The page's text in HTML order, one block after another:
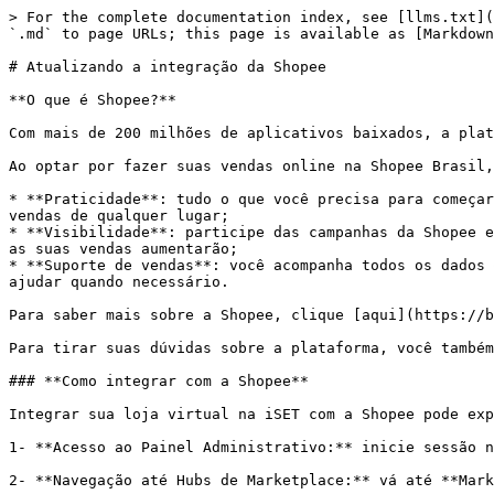
> For the complete documentation index, see [llms.txt](https://ajuda.iset.com.br/inicio/llms.txt). Markdown versions of documentation pages are available by appending `.md` to page URLs; this page is available as [Markdown](https://ajuda.iset.com.br/inicio/minha-loja/marketplaces/atualizando-a-integracao-da-shopee.md).

# Atualizando a integração da Shopee

**O que é Shopee?**

Com mais de 200 milhões de aplicativos baixados, a plataforma de e-commerce número 1 do Sudeste Asiático está finalmente aqui no Brasil.

Ao optar por fazer suas vendas online na Shopee Brasil, você terá diversas vantagens para o seu negócio:

* **Praticidade**: tudo o que você precisa para começar a vender e acompanhar seus resultados é um celular e internet, podendo criar novos anúncios e monitorar suas vendas de qualquer lugar;
* **Visibilidade**: participe das campanhas da Shopee e ganhe muitas visitas na sua loja. As pessoas poderão te encontrar ao navegar por nossas páginas principais e as suas vendas aumentarão;
* **Suporte de vendas**: você acompanha todos os dados de venda e rastreamento de entrega pela Central do Vendedor, além de contar com um Gerente de Contas para te ajudar quando necessário.

Para saber mais sobre a Shopee, clique [aqui](https://bit.ly/3bSez4x).

Para tirar suas dúvidas sobre a plataforma, você também poderá clicar [aqui](https://help.shopee.com.br/portal/4).

### **Como integrar com a Shopee**

Integrar sua loja virtual na iSET com a Shopee pode expandir seu alcance de mercado e aumentar suas vendas. Siga estes passos após concluir seu cadastro na Shopee:

1- **Acesso ao Painel Administrativo:** inicie sessão no painel administrativo da sua loja iSET.

2- **Navegação até Hubs de Marketplace:** vá até **Marketplace** >> **Hubs** para acessar as opções de integração disponíveis.

**Atenção:** este tutorial requer a ativação do modo Especialista em seu painel de controle. Caso você não saiba como ativar o modo Especialista, é só clicar [aqui](https://ajuda.iset.com.br/inicio/minha-loja/outros/alternar-entre-os-modos-foco-e-especialista) e acessar nosso tutorial.

<figure><img src="/files/nMuAkNS5FwSMyTRcj2iZ" alt=""><figcaption></figcaption></figure>

3- Em seguida, clique na opção **Novo Hub**.

<figure><img src="/files/0G4nwoECQjMXtTt5uzdE" alt=""><figcaption></figcaption></figure>

4- Em **Tipo de Integrador**, selecione a **Shopee**, para poder prosseguir com a integração da mesma.

<figure><img src="/files/9ifDelMuXWu1lXxNovdX" alt=""><figcaption></figcaption></figure>

5- Escolha o **Nome**, esse nome é apenas para identificação interna, não influenciando em nada em sua integração.

<figure><img src="/files/MYdJywtXXkD0WaI12CU9" alt=""><figcaption></figcaption></figure>

6- Em seguida, em **Autenticação via APP**, clique em **AUTORIZAR O APLICATIVO NO SHOPEE.** Você será direcionado para a plataforma da Shopee, onde deverá realizar a autorização do app.

<figure><img src="/files/TtYuLZrMQtx9LFDVFlym" alt=""><figcaption></figcaption></figure>

7- Após concluir a autenticação, o campo **Nome da Loja** irá ser preenchido ao lado direito.

8- Após configurar, clique em **Inserir** para concluir o processo de integração.

<figure><img src="/files/